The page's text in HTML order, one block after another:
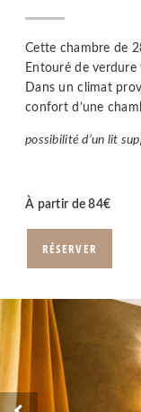
Cette chambre de
Entouré de
Dans un climat
confort d’une
possibilité d’un lit
À partir de84€
RÉSERVER